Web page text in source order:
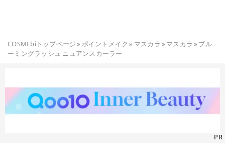
COSMEbiトップページ» ポイントメイク » マスカラ » マスカラ » ブル
ーミングラッシュ ニュアンスカーラー
PR